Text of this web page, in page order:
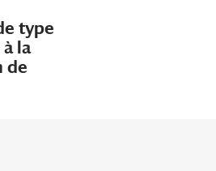
type
la
de